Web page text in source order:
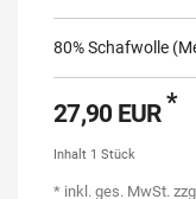
80% Schafwolle
27,90 EUR*
Inhalt 1 Stück
* inkl. ges. MwSt.